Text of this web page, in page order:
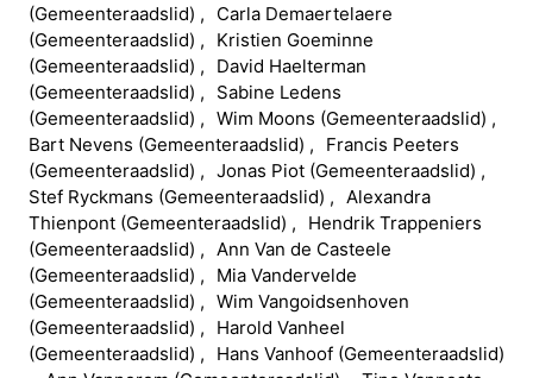
(Gemeenteraadslid) Carla Demaertelaere
(Gemeenteraadslid) Kristien Goeminne
(Gemeenteraadslid) David Haelterman
(Gemeenteraadslid) Sabine Ledens
(Gemeenteraadslid) Wim Moons (Gemeenteraadslid)
Bart Nevens (Gemeenteraadslid) Francis Peeters
(Gemeenteraadslid) Jonas Piot (Gemeenteraadslid)
Stef Ryckmans (Gemeenteraadslid)
Alexandra
Thienpont (Gemeenteraadslid) Hendrik Trappeniers
(Gemeenteraadslid) Ann Van de Casteele
(Gemeenteraadslid) Mia Vandervelde
(Gemeenteraadslid) Wim Vangoidsenhoven
(Gemeenteraadslid) Harold Vanheel
(Gemeenteraadslid) Hans Vanhoof (Gemeenteraadslid)